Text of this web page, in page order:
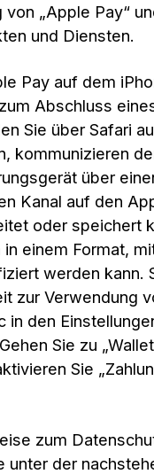
„Apple Pay“
und Diensten.
Pay auf dem
Abschluss
Sie über Safari
kommunizieren
über
Kanal auf den
oder speichert
in einem Format,
werden kann.
zur Verwendung
in den
Sie zu
Sie
zum
unter der